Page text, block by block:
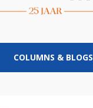
COLUMNS & BLOGS